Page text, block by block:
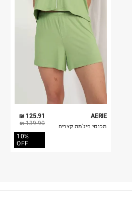
125.91 ₪
139.90 ₪
10%
OFF
AERIE
מכנסי פיג'מה קצרים